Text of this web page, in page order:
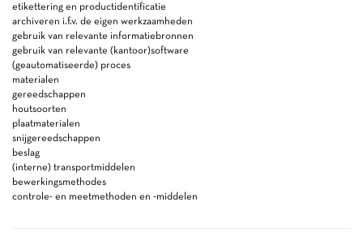
etikettering en productidentificatie
archiveren i.f.v. de eigen werkzaamheden
gebruik van relevante informatiebronnen
gebruik van relevante (kantoor)software
(geautomatiseerde) proces
materialen
gereedschappen
houtsoorten
plaatmaterialen
snijgereedschappen
beslag
(interne) transportmiddelen
bewerkingsmethodes
controle- en meetmethoden en -middelen